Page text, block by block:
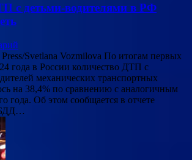
с детьми-водителями в РФ
Svetlana Vozmilova По итогам первых
года в России количество ДТП с
механических транспортных
на 38,4% по сравнению с аналогичным
года. Об этом сообщается в отчете
БДД…